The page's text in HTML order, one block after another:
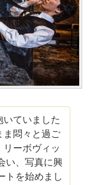
ていました
ま悶々と過ご
リーボヴィッ
い、写真に興
トを始めまし